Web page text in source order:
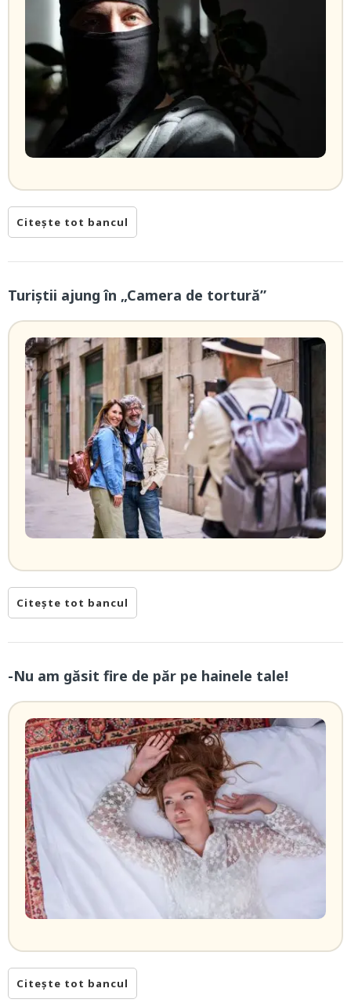
Citește tot bancul
Turiștii ajung în „Camera de tortură”
Citește tot bancul
-Nu am găsit fire de păr pe hainele tale!
Citește tot bancul